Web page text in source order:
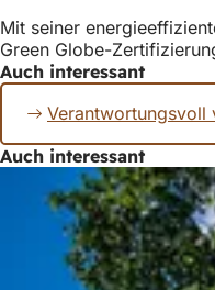
Mit seiner
Green Globe-
Auch interessant
Verantwortungsvoll
Auch interessant